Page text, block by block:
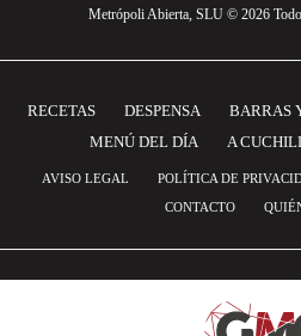
Metrópoli Abierta, SLU © 2026
RECETAS DESPENSA BARRAS
MENÚ DEL DÍA
A
AVISO LEGAL POLÍTICA DE
CONTACTO